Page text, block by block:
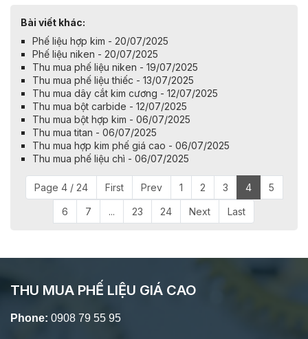
Bài viết khác:
Phế liệu hợp kim - 20/07/2025
Phế liệu niken - 20/07/2025
Thu mua phế liệu niken - 19/07/2025
Thu mua phế liệu thiếc - 13/07/2025
Thu mua dây cắt kim cương - 12/07/2025
Thu mua bột carbide - 12/07/2025
Thu mua bột hợp kim - 06/07/2025
Thu mua titan - 06/07/2025
Thu mua hợp kim phế giá cao - 06/07/2025
Thu mua phế liệu chì - 06/07/2025
Page 4 / 24 First Prev 1 2 3 4 5
6 7 ... 23 24 Next Last
THU MUA PHẾ LIỆU GIÁ CAO
Phone: 0908 79 55 95